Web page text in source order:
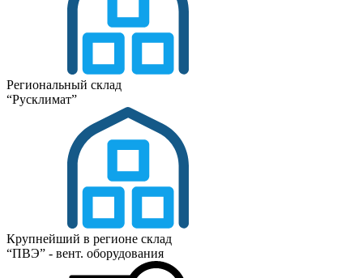
Региональный склад
“Русклимат”
Крупнейший в регионе склад
“ПВЭ” - вент. оборудования